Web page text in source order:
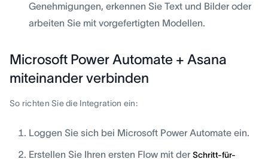
Genehmigungen, erkennen Sie Text und Bilder oder
arbeiten Sie mit vorgefertigten Modellen.
Microsoft Power Automate + Asana
miteinander verbinden
So richten Sie die Integration ein:
Loggen Sie sich bei Microsoft Power Automate ein.
Erstellen Sie Ihren ersten Flow mit der Schritt-für-